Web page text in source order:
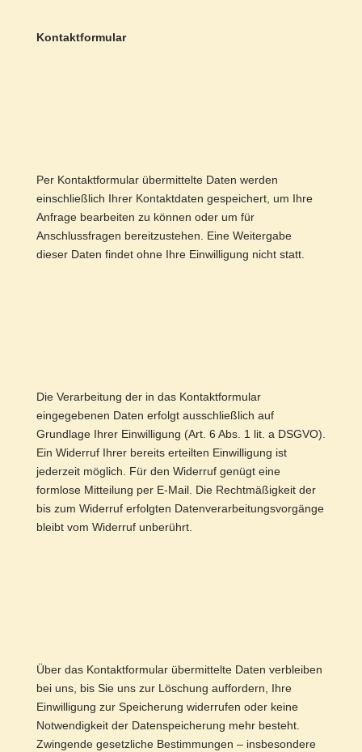
Kontaktformular
Per Kontaktformular übermittelte Daten werden
einschließlich Ihrer Kontaktdaten gespeichert, um Ihre
Anfrage bearbeiten zu können oder um für
Anschlussfragen bereitzustehen. Eine Weitergabe
dieser Daten findet ohne Ihre Einwilligung nicht statt.
Die Verarbeitung der in das Kontaktformular
eingegebenen Daten erfolgt ausschließlich auf
Grundlage Ihrer Einwilligung (Art. 6 Abs. 1 lit. a DSGVO).
Ein Widerruf Ihrer bereits erteilten Einwilligung ist
jederzeit möglich. Für den Widerruf genügt eine
formlose Mitteilung per E-Mail. Die Rechtmäßigkeit der
bis zum Widerruf erfolgten Datenverarbeitungsvorgänge
bleibt vom Widerruf unberührt.
Über das Kontaktformular übermittelte Daten verbleiben
bei uns, bis Sie uns zur Löschung auffordern, Ihre
Einwilligung zur Speicherung widerrufen oder keine
Notwendigkeit der Datenspeicherung mehr besteht.
Zwingende gesetzliche Bestimmungen – insbesondere